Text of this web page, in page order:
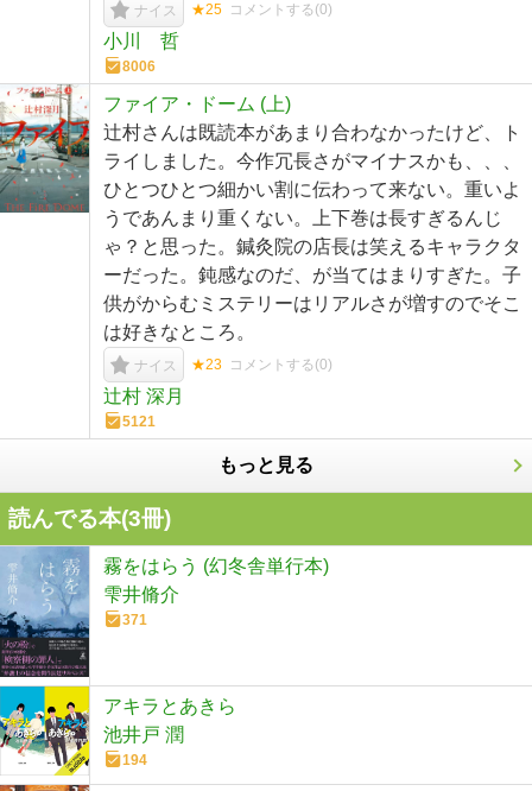
ナイス ★25 コメントする(0)
小川 哲
8006
ファイア・ドーム (上)
辻村さんは既読本があまり合わなかったけど、ト
ライしました。今作冗長さがマイナスかも、、、
ひとつひとつ細かい割に伝わって来ない。重いよ
うであんまり重くない。上下巻は長すぎるんじ
ゃ？と思った。鍼灸院の店長は笑えるキャラクタ
ーだった。鈍感なのだ、が当てはまりすぎた。子
供がからむミステリーはリアルさが増すのでそこ
は好きなところ。
ナイス ★23 コメントする(0)
辻村 深月
5121
もっと見る
読んでる本(3冊)
霧をはらう (幻冬舎単行本)
雫井脩介
371
アキラとあきら
池井戸 潤
194